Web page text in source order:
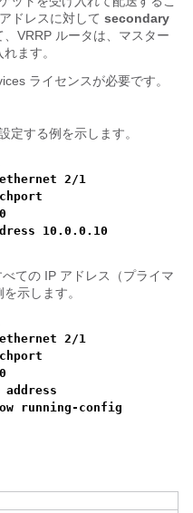
ドレスに対して secondary
VRRP ルータは、マスター
ます。
ライセンスが必要です。
定する例を示します。
2/1
10.0.0.10
ての IP アドレス（プライマ
示します。
2/1
address
running-config